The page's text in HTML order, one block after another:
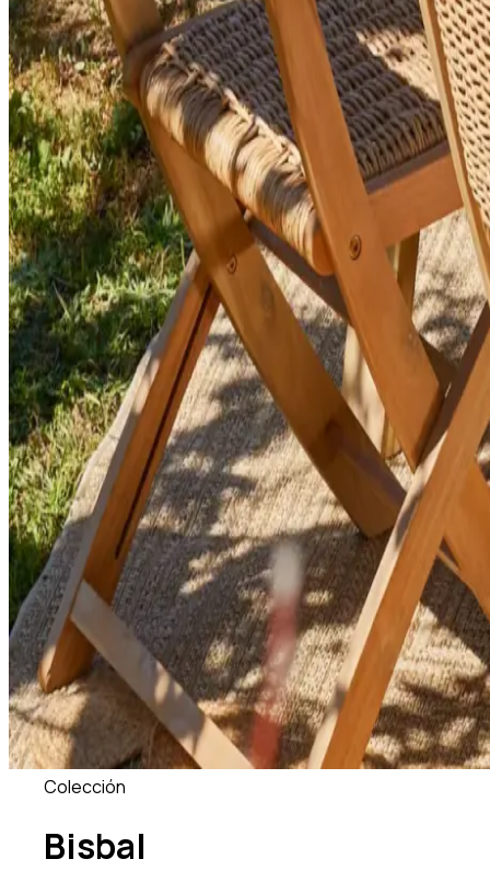
Colección
Bisbal